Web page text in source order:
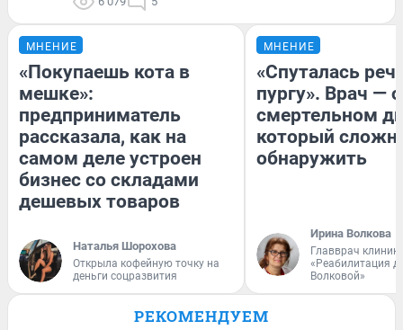
МНЕНИЕ
«Покупаешь кота в
мешке»:
предприниматель
рассказала, как на
самом деле устроен
бизнес со складами
дешевых товаров
Наталья Шорохова
Открыла кофейную точку на
деньги соцразвития
МНЕНИЕ
«Спуталась
пургу». Врач — о
смертельном
который
обнаружить
Ирина Волкова
Главврач
«Реабилитация
Волковой»
РЕКОМЕНДУЕМ